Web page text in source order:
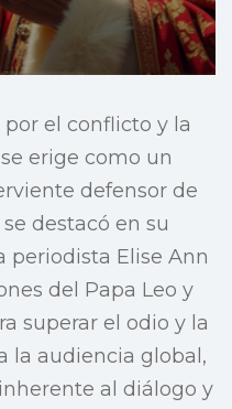
el conflicto y la
erige como un
defensor de
destacó en su
periodista Elise Ann
del Papa Leo y
superar el odio y la
la audiencia global,
al diálogo y